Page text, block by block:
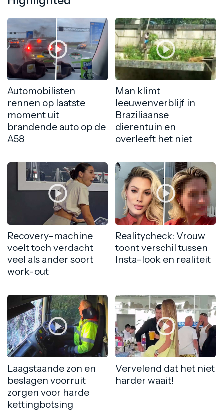
Automobilisten
rennen op laatste
moment uit
brandende auto op de
A58
Man klimt
leeuwenverblijf in
Braziliaanse
dierentuin en
overleeft het niet
Recovery-machine
voelt toch verdacht
veel als ander soort
work-out
Realitycheck: Vrouw
toont verschil tussen
Insta-look en realiteit
Laagstaande zon en
beslagen voorruit
zorgen voor harde
kettingbotsing
Vervelend dat het niet
harder waait!